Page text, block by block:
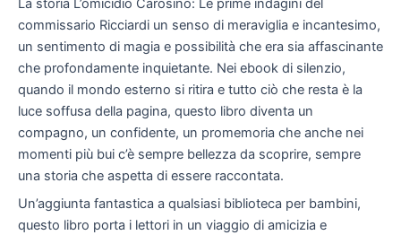
La storia L’omicidio Carosino: Le prime indagini del
commissario Ricciardi un senso di meraviglia e incantesimo,
un sentimento di magia e possibilità che era sia affascinante
che profondamente inquietante. Nei ebook di silenzio,
quando il mondo esterno si ritira e tutto ciò che resta è la
luce soffusa della pagina, questo libro diventa un
compagno, un confidente, un promemoria che anche nei
momenti più bui c’è sempre bellezza da scoprire, sempre
una storia che aspetta di essere raccontata.
Un’aggiunta fantastica a qualsiasi biblioteca per bambini,
questo libro porta i lettori in un viaggio di amicizia e